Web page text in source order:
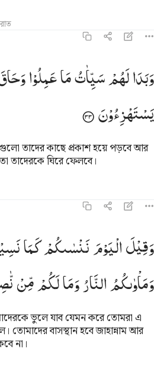
وبدا لهم سييات ما عملوا وحاق بهم ما
وَبَدَا لَهُمْ سَيِّـَٔاتُ مَا عَمِلُوا۟ وَحَاقَ بِهِم مَّا
وَبَدَالَهُمْسَیِّاٰتُمَاعَمِلُوْا
یَسْتَهْزِءُوْنَ
তাদের কাছে প্রকাশ হয়ে পড়বে আর
তাদেরকে ঘিরে ফেলবে।
وقيل اليوم ننساكم كما نسيتم لقاء
وَقِيلَ ٱلْيَوْمَ نَنسَىٰكُمْ كَمَا نَسِيتُمْ لِقَآءَ
وَقِیْلَالْیَوْمَنَنْسٰىكُمْكَمَا
وَمَاْوٰىكُمُالنَّارُوَمَالَكُمْمِّنْ
ভুলে যাব যেমন করে তোমরা এ
তোমাদের বাসস্থান হবে জাহান্নাম আর
না।